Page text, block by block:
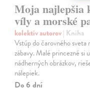
Moja najlepšia
víly a morské
kolektív autorov| Kniha
Vstúp do čarovného
zábavy. Malé princezné si
nádherných obrázkov,
nálepiek.
Do 6 dní